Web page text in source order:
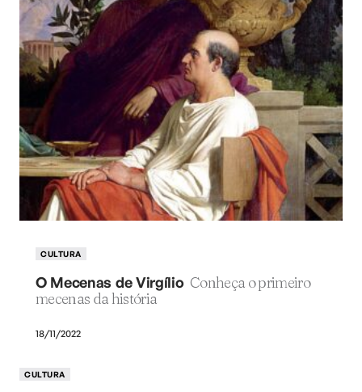
CULTURA
O Mecenas de Virgílio Conheça o primeiro
mecenas da história
18/11/2022
CULTURA